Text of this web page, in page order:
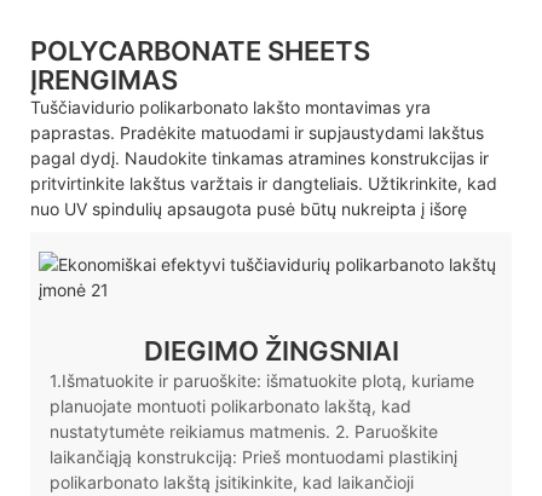
POLYCARBONATE SHEETS
ĮRENGIMAS
Tuščiavidurio polikarbonato lakšto montavimas yra
paprastas. Pradėkite matuodami ir supjaustydami lakštus
pagal dydį. Naudokite tinkamas atramines konstrukcijas ir
pritvirtinkite lakštus varžtais ir dangteliais. Užtikrinkite, kad
nuo UV spindulių apsaugota pusė būtų nukreipta į išorę
DIEGIMO ŽINGSNIAI
1.Išmatuokite ir paruoškite: išmatuokite plotą, kuriame
planuojate montuoti polikarbonato lakštą, kad
nustatytumėte reikiamus matmenis. 2. Paruoškite
laikančiąją konstrukciją: Prieš montuodami plastikinį
polikarbonato lakštą įsitikinkite, kad laikančioji